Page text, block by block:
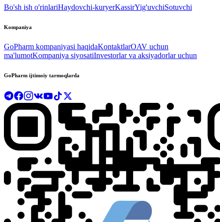
Bo'sh ish o'rinlariHaydovchi-kuryerKassirYig'uvchiSotuvchi
Kompaniya
GoPharm kompaniyasi haqidaKontaktlarOAV uchun
ma'lumotKompaniya siyosatiInvestorlar va aksiyadorlar uchun
GoPharm ijtimoiy tarmoqlarda